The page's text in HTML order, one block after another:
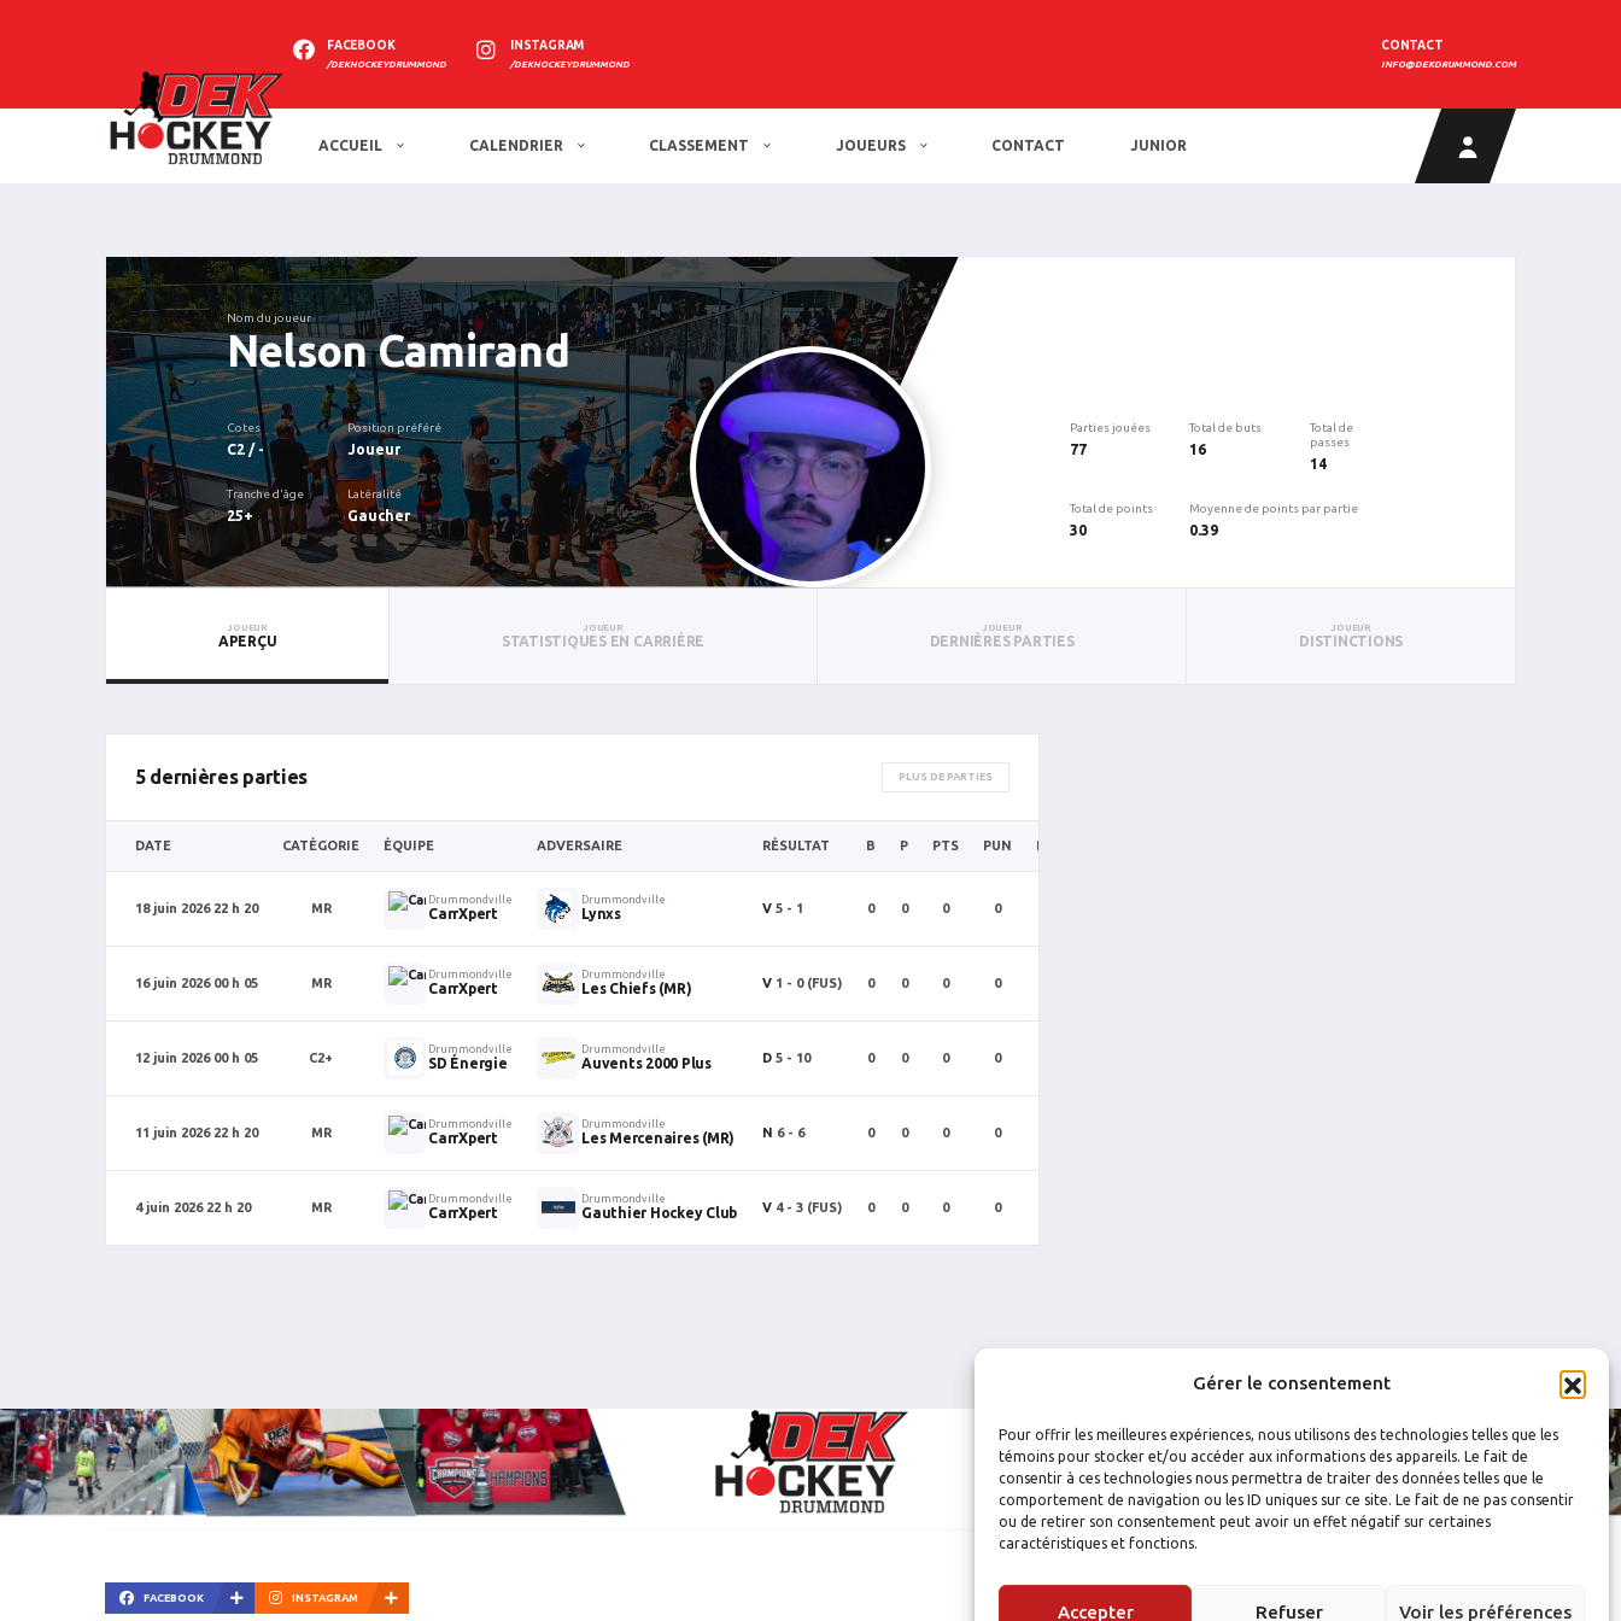
Gérer le consentement
Pour offrir les meilleures expériences, nous utilisons des technologies telles que les
témoins pour stocker et/ou accéder aux informations des appareils. Le fait de
consentir à ces technologies nous permettra de traiter des données telles que le
comportement de navigation ou les ID uniques sur ce site. Le fait de ne pas consentir
ou de retirer son consentement peut avoir un effet négatif sur certaines
caractéristiques et fonctions.
Accepter Refuser Voir les préférences
FACEBOOK
/DEKHOCKEYDRUMMOND
INSTAGRAM
/DEKHOCKEYDRUMMOND
CONTACT
INFO@DEKDRUMMOND.COM
ACCUEIL CALENDRIER CLASSEMENT JOUEURS CONTACT JUNIOR
Nom du joueur
Nelson Camirand
Cotes
C2 / -
Position préféré
Joueur
Tranche d'âge
25+
Latéralité
Gaucher
Parties jouées
77
Total de buts
16
Total de
passes
14
Total de points
30
Moyenne de points par partie
0.39
JOUEUR
APERÇU
JOUEUR
STATISTIQUES EN CARRIÈRE
JOUEUR
DERNIÈRES PARTIES
JOUEUR
DISTINCTIONS
5 dernières parties PLUS DE PARTIES
DATE CATÉGORIE ÉQUIPE ADVERSAIRE RÉSULTAT B P PTS PUN BAN
18 juin 2026 22 h 20 MR
Drummondville
CarrXpert
Drummondville
Lynxs V 5 - 1 0 0 0 0
16 juin 2026 00 h 05 MR
Drummondville
CarrXpert
Drummondville
Les Chiefs (MR) V 1 - 0 (FUS) 0 0 0 0
12 juin 2026 00 h 05 C2+
Drummondville
SD Énergie
Drummondville
Auvents 2000 Plus D 5 - 10 0 0 0 0
11 juin 2026 22 h 20 MR
Drummondville
CarrXpert
Drummondville
Les Mercenaires (MR) N 6 - 6 0 0 0 0
4 juin 2026 22 h 20 MR
Drummondville
CarrXpert
Drummondville
Gauthier Hockey Club V 4 - 3 (FUS) 0 0 0 0
FACEBOOK INSTAGRAM